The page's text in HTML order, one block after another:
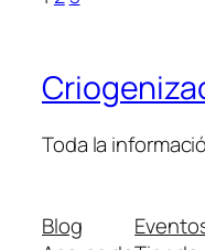
Toda la
Blog